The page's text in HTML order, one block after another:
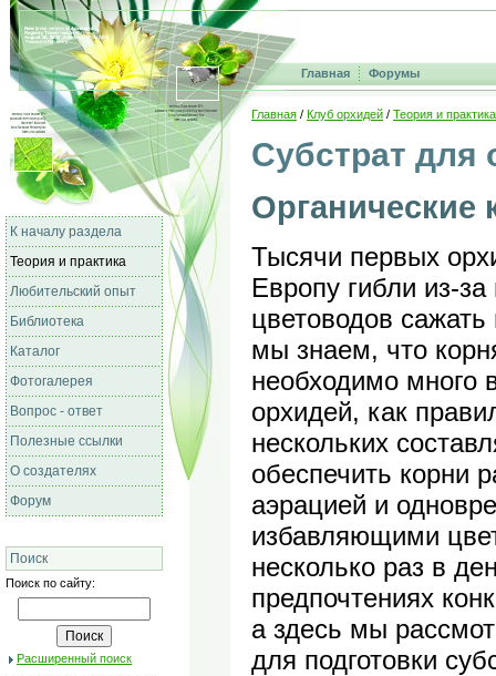
Главная Форумы
К началу раздела
Теория и практика
Любительский опыт
Библиотека
Каталог
Фотогалерея
Вопрос - ответ
Полезные ссылки
О создателях
Форум
Поиск
Поиск по сайту:
Расширенный поиск
Главная / Клуб орхидей / Теория и практика
Субстрат для
Органические
Тысячи первых
Европу гибли из-
цветоводов
мы знаем, что
необходимо много
орхидей, как
нескольких
обеспечить корни
аэрацией и
избавляющими
несколько раз в
предпочтениях
а здесь мы
для подготовки